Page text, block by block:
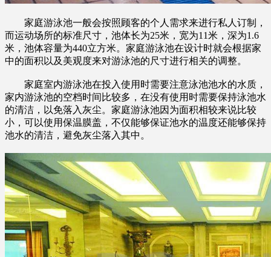
家庭游泳池一般会按照顾客的个人需求来进行私人订制，
而运动场所的标准尺寸，池体长为25米，宽为11米，深为1.6
米，池体容量为440立方米。家庭游泳池在设计时就会根据家
中的面积以及美观度来对游泳池的尺寸进行相关的调整。
家庭室内游泳池在投入使用时需要注意泳池池水的水质，
家内游泳池的空档时间比较多，在没有使用时需要保持泳池水
的清洁，以免落入灰尘。家庭游泳池因为面积相较来说比较
小，可以使用保温膜盖，不仅能够保证池水的温度还能够保持
池水的清洁，避免灰尘落入其中。